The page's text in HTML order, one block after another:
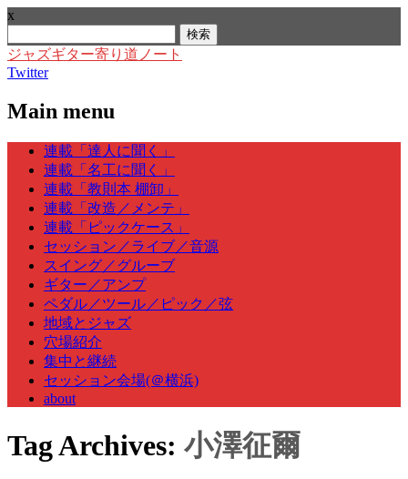
x
索:
ジャズギター寄り道ノート
Twitter
Main menu
Skip
content
連載「達人に聞く」
連載「名工に聞く」
連載「教則本 棚卸」
連載「改造／メンテ」
連載「ピックケース」
セッション／ライブ／音源
スイング／グルーブ
ギター／アンプ
ペダル／ツール／ピック／弦
地域とジャズ
穴場紹介
集中と継続
セッション会場(＠横浜)
about
Tag Archives: 小澤征爾